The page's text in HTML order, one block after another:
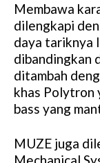
Membawa
dilengkapi
daya tariknya
dibandingkan
ditambah
khas Polytron
bass yang
MUZE juga